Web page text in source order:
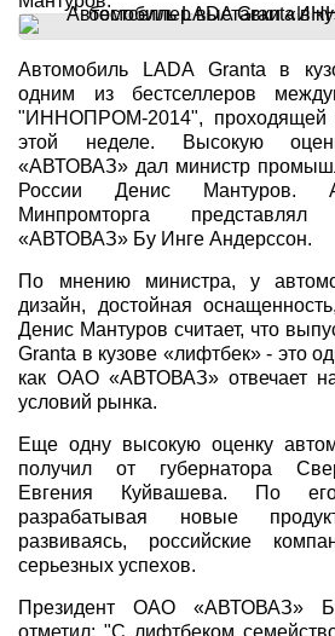
Автомобиль LADA Granta в
одним из бестселлеров
"ИННОПРОМ-2014", проходящей
этой неделе. Высокую
«АВТОВАЗ» дал министр
России Денис Мантуров.
Минпромторга
«АВТОВАЗ» Бу Инге Андерссон.
По мнению министра, у
дизайн, достойная
Денис Мантуров считает, что
Granta в кузове «лифтбек» - это
как ОАО «АВТОВАЗ» отвечает
условий рынка.
Еще одну высокую оценку
получил от губернатора
Евгения Куйвашева. По
разрабатывая новые
развиваясь, российские
серьезных успехов.
Президент ОАО «АВТОВАЗ»
отметил: "С лифтбеком